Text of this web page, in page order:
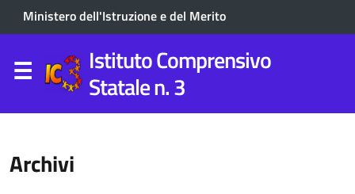
Ministero dell'Istruzione e del Merito
Istituto Comprensivo
Statale n. 3
Archivi